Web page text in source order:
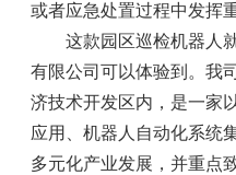
或者应急处置过程中发挥
这款园区巡检机器人
有限公司可以体验到。我
济技术开发区内，是一家
应用、机器人自动化系统
多元化产业发展，并重点